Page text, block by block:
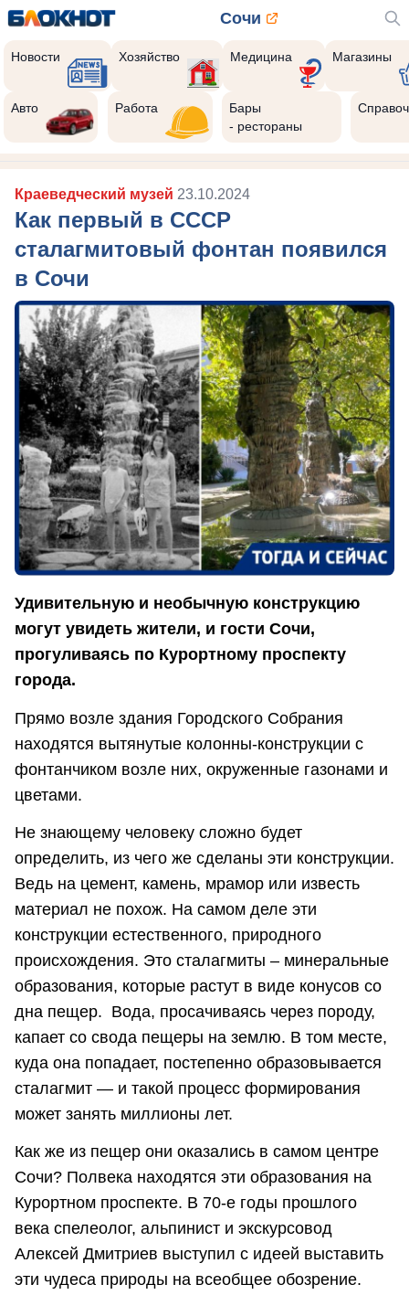
Сочи
Новости Хозяйство Медицина Магазины
Авто Работа
Бары
- рестораны
Краеведческий музей 23.10.2024
Как первый в СССР
сталагмитовый фонтан появился
в Сочи
Удивительную и необычную конструкцию
могут увидеть жители, и гости Сочи,
прогуливаясь по Курортному проспекту
города.
Прямо возле здания Городского Собрания
находятся вытянутые колонны-конструкции с
фонтанчиком возле них, окруженные газонами и
цветами.
Не знающему человеку сложно будет
определить, из чего же сделаны эти конструкции.
Ведь на цемент, камень, мрамор или известь
материал не похож. На самом деле эти
конструкции естественного, природного
происхождения. Это сталагмиты – минеральные
образования, которые растут в виде конусов со
дна пещер. Вода, просачиваясь через породу,
капает со свода пещеры на землю. В том месте,
куда она попадает, постепенно образовывается
сталагмит — и такой процесс формирования
может занять миллионы лет.
Как же из пещер они оказались в самом центре
Сочи? Полвека находятся эти образования на
Курортном проспекте. В 70-е годы прошлого
века спелеолог, альпинист и экскурсовод
Алексей Дмитриев выступил с идеей выставить
эти чудеса природы на всеобщее обозрение.